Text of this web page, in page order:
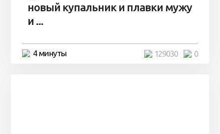
новый купальник и плавки мужу
и ...
4 минуты 0
129030